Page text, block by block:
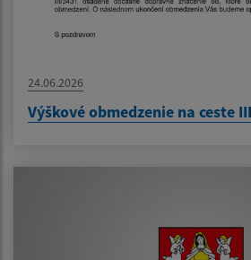
24.06.2026
Výškové obmedzenie na ceste